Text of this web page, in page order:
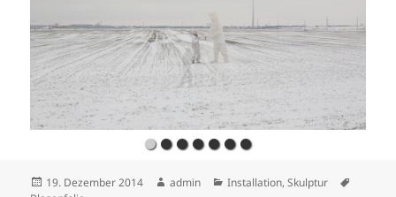
Veröffentlicht
19. Dezember 2014 Autor
admin Kategorien
Installation,Skulptur